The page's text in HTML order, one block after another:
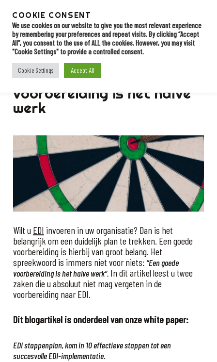
main
content
Menu
BLOG
Starten met EDI: een goede
voorbereiding is het halve
werk
Wilt u EDI invoeren in uw organisatie? Dan is het
belangrijk om een duidelijk plan te trekken. Een goede
voorbereiding is hierbij van groot belang. Het
spreekwoord is immers niet voor niets: “Een goede
voorbereiding is het halve werk”. In dit artikel leest u twee
zaken die u absoluut niet mag vergeten in de
voorbereiding naar EDI.
Dit blogartikel is onderdeel van onze white paper:
EDI stappenplan, kom in 10 effectieve stappen tot een
succesvolle EDI-implementatie.
COOKIE CONSENT
We use cookies on our website to give you the most relevant experience
by remembering your preferences and repeat visits. By clicking “Accept
All”, you consent to the use of ALL the cookies. However, you may visit
"Cookie Settings" to provide a controlled consent.
Cookie Settings Accept All